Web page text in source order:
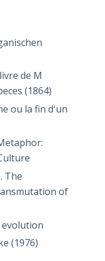
de M
(1864)
ou la fin d'un
The
of
(1976)